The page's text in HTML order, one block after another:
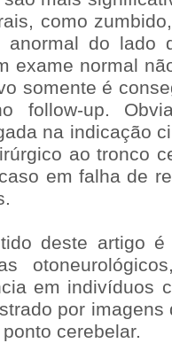
como
anormal do lado
exame normal
somente é
follow-up.
na indicação
ao tronco
em falha de
deste artigo
em indivíduos
por
cerebelar.